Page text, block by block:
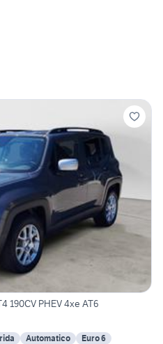
190CV PHEV 4xe AT6
Automatico
Euro 6